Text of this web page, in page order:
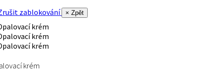
zablokování
× Zpět
krém